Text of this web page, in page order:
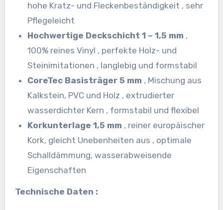
hohe Kratz- und Fleckenbeständigkeit , sehr
Pflegeleicht
Hochwertige Deckschicht 1 – 1,5 mm ,
100% reines Vinyl , perfekte Holz- und
Steinimitationen , langlebig und formstabil
CoreTec Basisträger 5 mm , Mischung aus
Kalkstein, PVC und Holz , extrudierter
wasserdichter Kern , formstabil und flexibel
Korkunterlage 1,5 mm , reiner europäischer
Kork, gleicht Unebenheiten aus , optimale
Schalldämmung, wasserabweisende
Eigenschaften
Technische Daten :